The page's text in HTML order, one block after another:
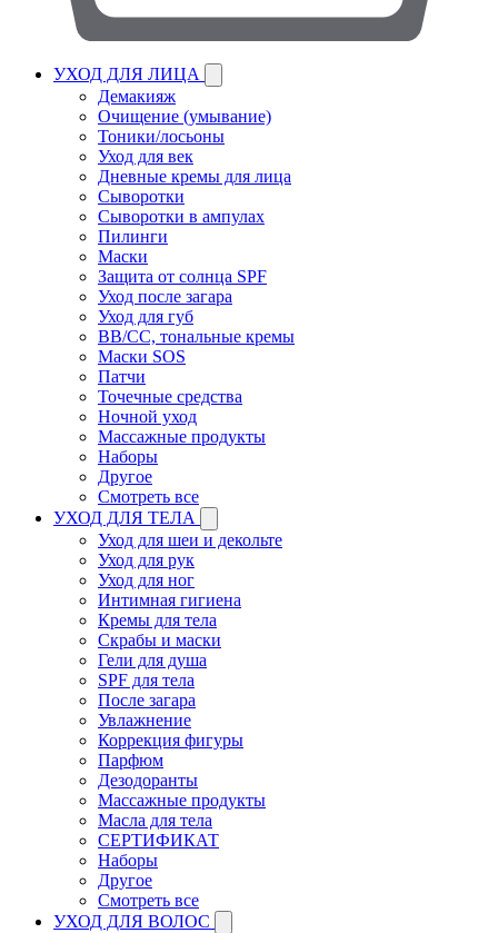
УХОД ДЛЯ ЛИЦА
Демакияж
Очищение (умывание)
Тоники/лосьоны
Уход для век
Дневные кремы для лица
Сыворотки
Сыворотки в ампулах
Пилинги
Маски
Защита от солнца SPF
Уход после загара
Уход для губ
BB/CC, тональные кремы
Маски SOS
Патчи
Точечные средства
Ночной уход
Массажные продукты
Наборы
Другое
Смотреть все
УХОД ДЛЯ ТЕЛА
Уход для шеи и декольте
Уход для рук
Уход для ног
Интимная гигиена
Кремы для тела
Скрабы и маски
Гели для душа
SPF для тела
После загара
Увлажнение
Коррекция фигуры
Парфюм
Дезодоранты
Массажные продукты
Масла для тела
СЕРТИФИКАТ
Наборы
Другое
Смотреть все
УХОД ДЛЯ ВОЛОС